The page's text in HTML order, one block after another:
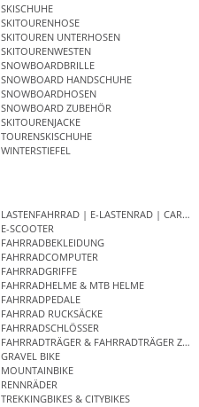
SKISCHUHE
SKITOURENHOSE
SKITOUREN UNTERHOSEN
SKITOURENWESTEN
SNOWBOARDBRILLE
SNOWBOARD HANDSCHUHE
SNOWBOARDHOSEN
SNOWBOARD ZUBEHÖR
SKITOURENJACKE
TOURENSKISCHUHE
WINTERSTIEFEL
LASTENFAHRRAD | E-LASTENRAD |
E-SCOOTER
FAHRRADBEKLEIDUNG
FAHRRADCOMPUTER
FAHRRADGRIFFE
FAHRRADHELME & MTB HELME
FAHRRADPEDALE
FAHRRAD RUCKSÄCKE
FAHRRADSCHLÖSSER
FAHRRADTRÄGER & FAHRRADTRÄGER
GRAVEL BIKE
MOUNTAINBIKE
RENNRÄDER
TREKKINGBIKES & CITYBIKES